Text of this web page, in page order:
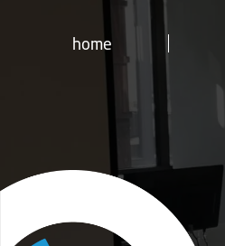
OVERSLAAN NAAR INHOUD
home